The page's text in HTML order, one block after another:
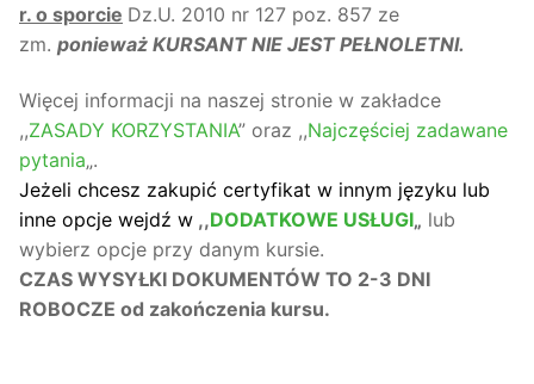
r. o sporcie Dz.U. 2010 nr 127 poz. 857 ze
zm. ponieważ KURSANT NIE JEST PEŁNOLETNI.
Więcej informacji na naszej stronie w zakładce
,,ZASADY KORZYSTANIA” oraz ,,Najczęściej zadawane
pytania„.
Jeżeli chcesz zakupić certyfikat w innym języku lub
inne opcje wejdź w ,,DODATKOWE USŁUGI„ lub
wybierz opcje przy danym kursie.
CZAS WYSYŁKI DOKUMENTÓW TO 2-3 DNI
ROBOCZE od zakończenia kursu.